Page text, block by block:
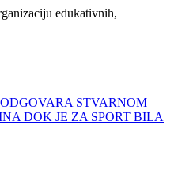
edukativnih,
STVARNOM
DOK JE ZA SPORT BILA